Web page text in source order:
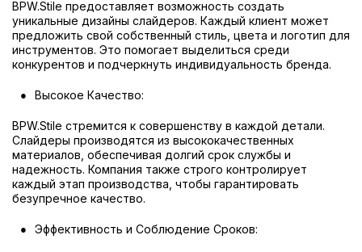
BPW.Stile предоставляет возможность создать
уникальные дизайны слайдеров. Каждый клиент может
предложить свой собственный стиль, цвета и логотип для
инструментов. Это помогает выделиться среди
конкурентов и подчеркнуть индивидуальность бренда.
Высокое Качество:
BPW.Stile стремится к совершенству в каждой детали.
Слайдеры производятся из высококачественных
материалов, обеспечивая долгий срок службы и
надежность. Компания также строго контролирует
каждый этап производства, чтобы гарантировать
безупречное качество.
Эффективность и Соблюдение Сроков: